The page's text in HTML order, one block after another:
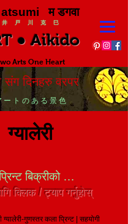
म डगवा
● Aikido
井 戸 川 克 巳
Arts One Heart
संग दिनहरु वरपर
ー ト の あ る 景 色
ग्यालेरी
कला प्रिन्ट बिक्रीको लागि
क्लिक / ट्याप गर्नुहोस्
ग्यालेरी-गुणस्तर कला प्रिन्ट | सहयोगी